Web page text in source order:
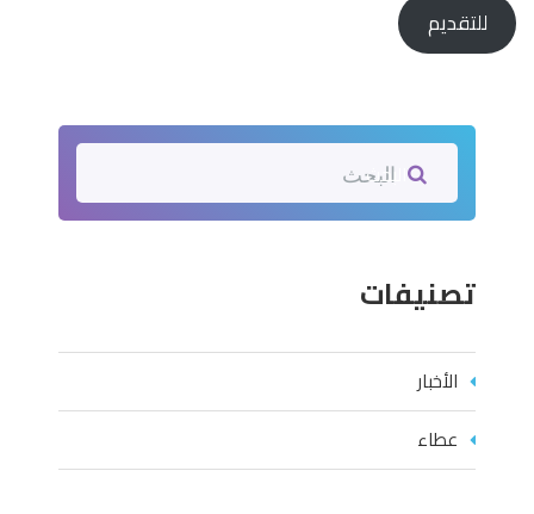
للتقديم
البحث
تصنيفات
الأخبار
عطاء